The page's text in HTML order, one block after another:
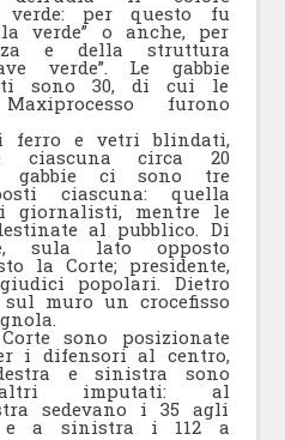
per questo fu
verde” o anche, per
e della struttura
verde”. Le gabbie
sono 30, di cui le
furono
ferro e vetri blindati,
ciascuna circa 20
gabbie ci sono tre
ciascuna: quella
giornalisti, mentre le
al pubblico. Di
sula lato opposto
la Corte; presidente,
popolari. Dietro
muro un crocefisso
sono posizionate
i difensori al centro,
e sinistra sono
imputati: al
sedevano i 35 agli
e a sinistra i 112 a